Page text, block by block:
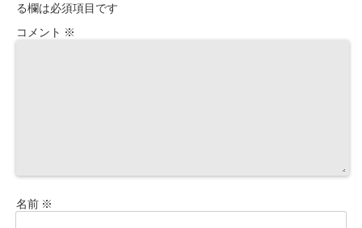
る欄は必須項目です
コメント ※
名前 ※